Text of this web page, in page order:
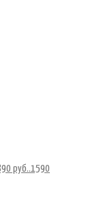
руб..1590